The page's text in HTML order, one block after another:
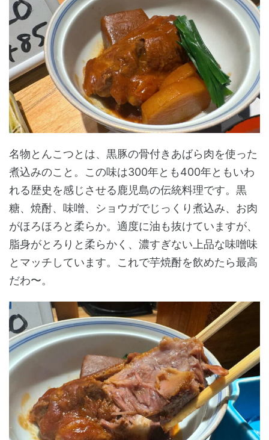
名物とんこつとは、黒豚の骨付きあばら肉を使った
煮込みのこと。この味は300年とも400年ともいわ
れる歴史を感じさせる鹿児島の伝統料理です。黒
糖、焼酎、味噌、ショウガでじっくり煮込み、お肉
がほろほろと柔らか。適度に油も抜けていますが、
脂身がとろりと柔らかく、濃すぎない上品な味噌味
とマッチしています。これで芋焼酎を飲めたら最高
だわ〜。